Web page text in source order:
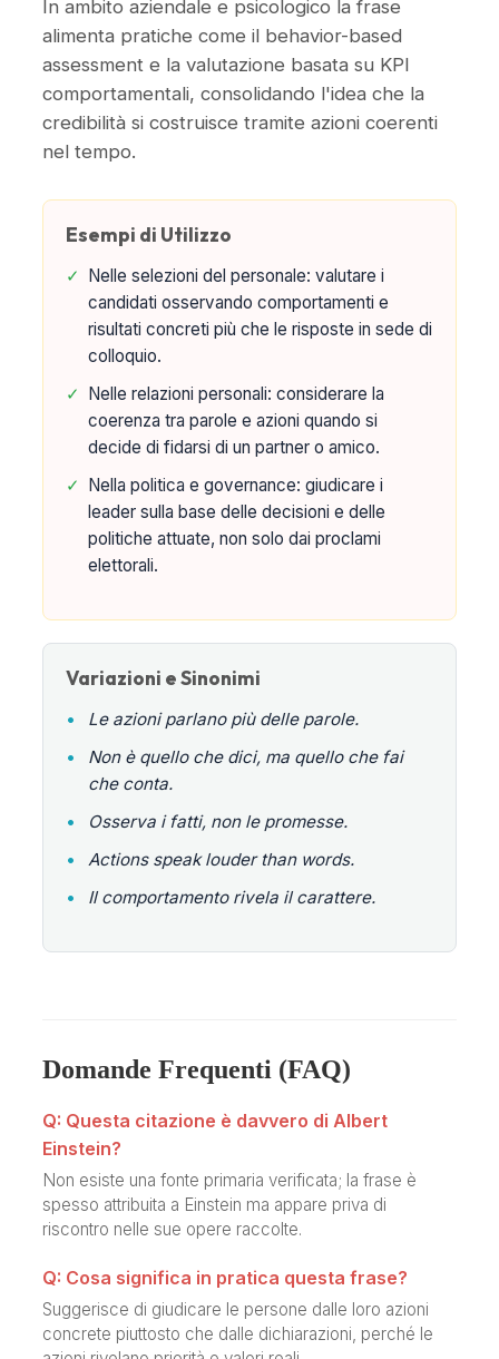
In ambito aziendale e psicologico la frase
alimenta pratiche come il behavior-based
assessment e la valutazione basata su KPI
comportamentali, consolidando l'idea che la
credibilità si costruisce tramite azioni coerenti
nel tempo.
Esempi di Utilizzo
✓ Nelle selezioni del personale: valutare i
candidati osservando comportamenti e
risultati concreti più che le risposte in sede di
colloquio.
✓ Nelle relazioni personali: considerare la
coerenza tra parole e azioni quando si
decide di fidarsi di un partner o amico.
✓ Nella politica e governance: giudicare i
leader sulla base delle decisioni e delle
politiche attuate, non solo dai proclami
elettorali.
Variazioni e Sinonimi
•
Le azioni parlano più delle parole.
•
Non è quello che dici, ma quello che fai
che conta.
•
Osserva i fatti, non le promesse.
•
Actions speak louder than words.
•
Il comportamento rivela il carattere.
Domande Frequenti (FAQ)
Q: Questa citazione è davvero di Albert
Einstein?
Non esiste una fonte primaria verificata; la frase è
spesso attribuita a Einstein ma appare priva di
riscontro nelle sue opere raccolte.
Q: Cosa significa in pratica questa frase?
Suggerisce di giudicare le persone dalle loro azioni
concrete piuttosto che dalle dichiarazioni, perché le